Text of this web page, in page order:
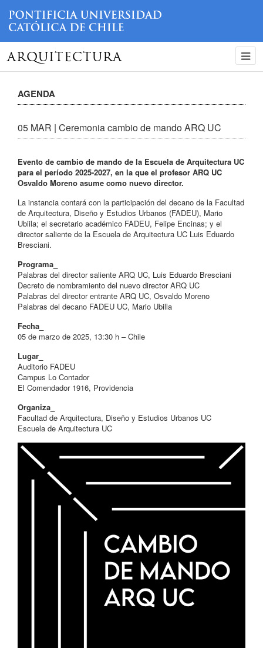
ARQUITECTURA
AGENDA
05 MAR | Ceremonia cambio de mando ARQ UC
Evento de cambio de mando de la Escuela de Arquitectura UC
para el período 2025-2027, en la que el profesor ARQ UC
Osvaldo Moreno asume como nuevo director.
La instancia contará con la participación del decano de la Facultad
de Arquitectura, Diseño y Estudios Urbanos (FADEU), Mario
Ubiila; el secretario académico FADEU, Felipe Encinas; y el
director saliente de la Escuela de Arquitectura UC Luis Eduardo
Bresciani.
Programa_
Palabras del director saliente ARQ UC, Luis Eduardo Bresciani
Decreto de nombramiento del nuevo director ARQ UC
Palabras del director entrante ARQ UC, Osvaldo Moreno
Palabras del decano FADEU UC, Mario Ubilla
Fecha_
05 de marzo de 2025, 13:30 h – Chile
Lugar_
Auditorio FADEU
Campus Lo Contador
El Comendador 1916, Providencia
Organiza_
Facultad de Arquitectura, Diseño y Estudios Urbanos UC
Escuela de Arquitectura UC